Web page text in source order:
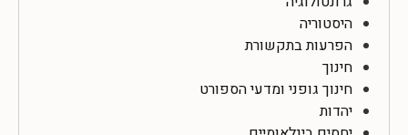
היסטוריה
הפרעות בתקשורת
חינוך
חינוך גופני ומדעי הספורט
יהדות